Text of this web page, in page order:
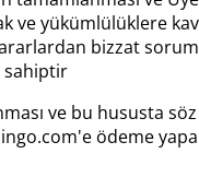
yükümlülüklere
bizzat
sahiptir
ve bu hususta
ödeme